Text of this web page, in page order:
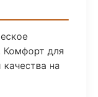
Комфорт для
на